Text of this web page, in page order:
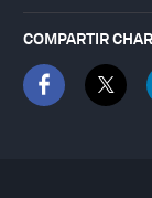
COMPARTIR